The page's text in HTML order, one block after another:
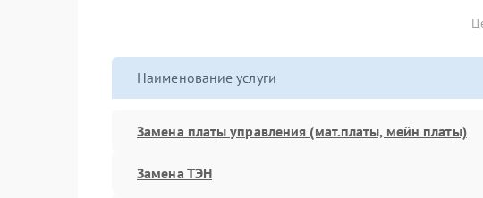
Наименование услуги
Замена платы управления (мат.платы, мейн платы)
Замена ТЭН